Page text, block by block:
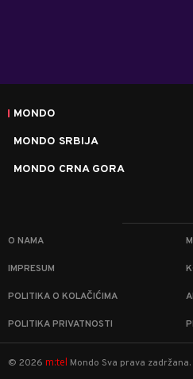
MONDO
MONDO SRBIJA
MONDO CRNA GORA
O NAMA
IMPRESUM
POLITIKA O KOLAČIĆIMA
POLITIKA PRIVATNOSTI
© 2026 m:tel Mondo Sva prava zadržana.